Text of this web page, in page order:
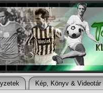
Kép, Könyv & Videotár